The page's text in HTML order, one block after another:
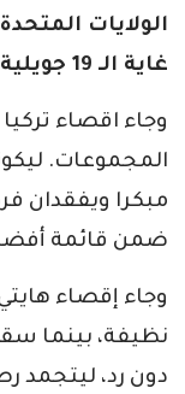
الولايات
غاية الـ 19 جويلية المقبل.
وجاء اقصاء
المجموعات.
مبكرا ويفقدان
ضمن قائمة أفضل
وجاء إقصاء هايتي
نظيفة، بينما
دون رد، ليتجمد